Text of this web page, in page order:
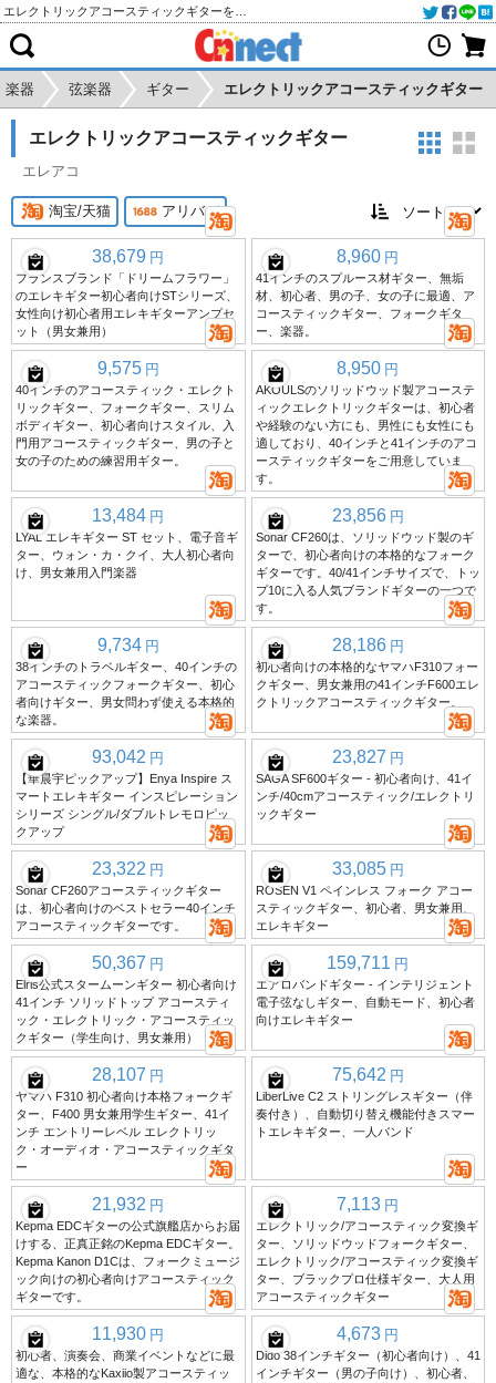
楽器 弦楽器 ギター エレクトリックアコースティックギター
エレクトリックアコースティックギター
エレアコ
淘宝/天猫 アリババ
38,679 円
フランスブランド「ドリームフラワー」
のエレキギター初心者向けSTシリーズ、
女性向け初心者用エレキギターアンプセ
ット（男女兼用）
8,960 円
41インチのスプルース材ギター、無垢
材、初心者、男の子、女の子に最適、ア
コースティックギター、フォークギタ
ー、楽器。
9,575 円
40インチのアコースティック・エレクト
リックギター、フォークギター、スリム
ボディギター、初心者向けスタイル、入
門用アコースティックギター、男の子と
女の子のための練習用ギター。
8,950 円
AKOULSのソリッドウッド製アコーステ
ィックエレクトリックギターは、初心者
や経験のない方にも、男性にも女性にも
適しており、40インチと41インチのアコ
ースティックギターをご用意していま
す。
13,484 円
LYAL エレキギター ST セット、電子音ギ
ター、ウォン・カ・クイ、大人初心者向
け、男女兼用入門楽器
23,856 円
Sonar CF260は、ソリッドウッド製のギ
ターで、初心者向けの本格的なフォーク
ギターです。40/41インチサイズで、トッ
プ10に入る人気ブランドギターの一つで
す。
9,734 円
38インチのトラベルギター、40インチの
アコースティックフォークギター、初心
者向けギター、男女問わず使える本格的
な楽器。
28,186 円
初心者向けの本格的なヤマハF310フォー
クギター、男女兼用の41インチF600エレ
クトリックアコースティックギター。
93,042 円
【華晨宇ピックアップ】Enya Inspire ス
マートエレキギター インスピレーション
シリーズ シングル/ダブルトレモロピッ
クアップ
23,827 円
SAGA SF600ギター - 初心者向け、41イ
ンチ/40cmアコースティック/エレクトリ
ックギター
23,322 円
Sonar CF260アコースティックギター
は、初心者向けのベストセラー40インチ
アコースティックギターです。
33,085 円
ROSEN V1 ペインレス フォーク アコー
スティックギター、初心者、男女兼用、
エレキギター
50,367 円
Elris公式スタームーンギター 初心者向け
41インチ ソリッドトップ アコースティ
ック・エレクトリック・アコースティッ
クギター（学生向け、男女兼用）
159,711 円
エアロバンドギター - インテリジェント
電子弦なしギター、自動モード、初心者
向けエレキギター
28,107 円
ヤマハ F310 初心者向け本格フォークギ
ター、F400 男女兼用学生ギター、41イ
ンチ エントリーレベル エレクトリッ
ク・オーディオ・アコースティックギタ
ー
75,642 円
LiberLive C2 ストリングレスギター（伴
奏付き）、自動切り替え機能付きスマー
トエレキギター、一人バンド
21,932 円
Kepma EDCギターの公式旗艦店からお届
けする、正真正銘のKepma EDCギター。
Kepma Kanon D1Cは、フォークミュージ
ック向けの初心者向けアコースティック
ギターです。
7,113 円
エレクトリック/アコースティック変換ギ
ター、ソリッドウッドフォークギター、
エレクトリック/アコースティック変換ギ
ター、ブラックプロ仕様ギター、大人用
アコースティックギター
11,930 円
初心者、演奏会、商業イベントなどに最
適な、本格的なKaxiio製アコースティッ
4,673 円
Dido 38インチギター（初心者向け）、41
インチギター（男の子向け）、初心者、